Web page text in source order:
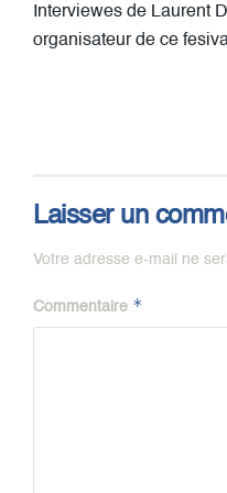
Interviewes de Laurent
organisateur de ce
Laisser un
Votre adresse e-mail ne
Commentaire *